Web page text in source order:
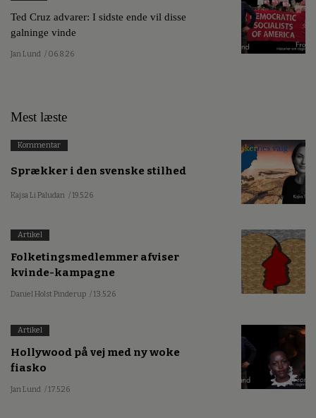
Ted Cruz advarer: I sidste ende vil disse
galninge vinde
Jan Lund / 06.8.26
Mest læste
Kommentar
Sprækker i den svenske stilhed
Kajsa Li Paludan / 19.5.26
Artikel
Folketingsmedlemmer afviser
kvinde-kampagne
Daniel Holst Pinderup / 13.5.26
Artikel
Hollywood på vej med ny woke
fiasko
Jan Lund / 17.5.26